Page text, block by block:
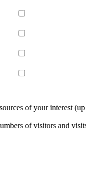
of your interest
of visitors and